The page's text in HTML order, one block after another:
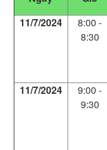
11/7/2024
8:00 -
8:30
11/7/2024
9:00 -
9:30